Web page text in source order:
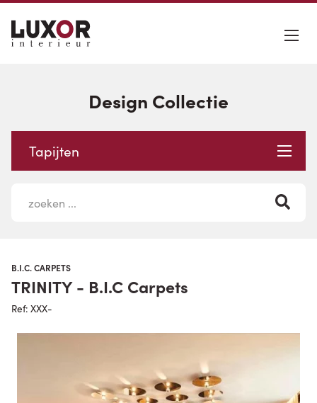
Design Collectie
Tapijten
B.I.C. CARPETS
TRINITY - B.I.C Carpets
Ref: XXX-